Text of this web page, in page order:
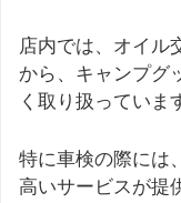
店内では、オイル
から、キャンプグ
く取り扱っていま
特に車検の際には
高いサービスが提